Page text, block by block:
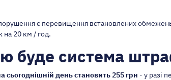
є перевищення встановлених обмежень
на 20 км / год.
буде система
сьогоднішній день становить 255 грн - у разі